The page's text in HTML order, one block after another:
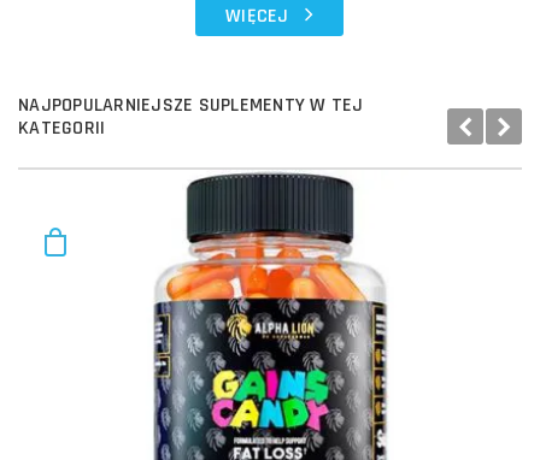
WIĘCEJ
NAJPOPULARNIEJSZE SUPLEMENTY W TEJ
KATEGORII